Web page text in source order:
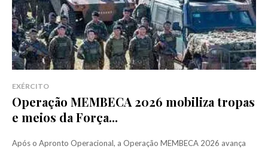
EXÉRCITO
Operação MEMBECA 2026 mobiliza tropas
e meios da Força...
Após o Apronto Operacional, a Operação MEMBECA 2026 avança